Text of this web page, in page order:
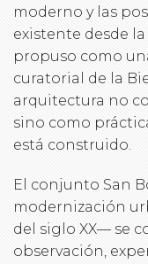
moderno y las
existente desde
propuso como
curatorial de la
arquitectura no
sino como
está construido.
El conjunto San
modernización
del siglo XX— se
observación,